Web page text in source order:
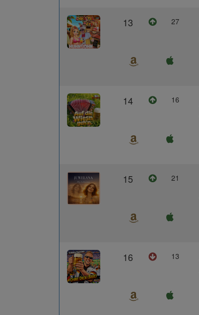
13 27
14 16
15 21
16 13